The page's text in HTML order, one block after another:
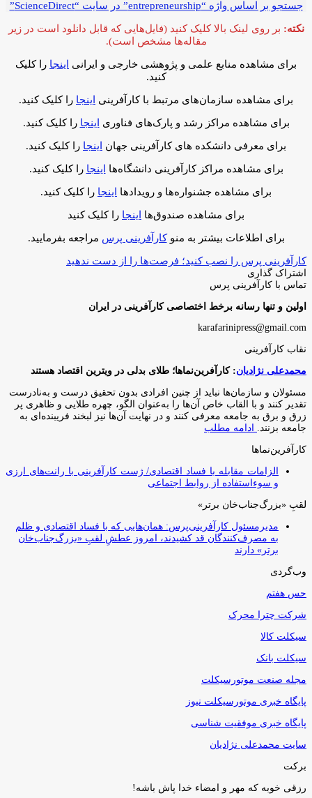
جستجو بر اساس واژه “entrepreneurship” در سایت “ScienceDirect”
نکته: بر روی لینک بالا کلیک کنید (فایل‌هایی که قابل دانلود است در زیر
مقاله‌ها مشخص است).
برای مشاهده منابع علمی و پژوهشی خارجی و ایرانی اینجا را کلیک
کنید.
برای مشاهده سازمان‌های مرتبط با کارآفرینی اینجا را کلیک کنید.
برای مشاهده مراکز رشد و پارک‌های فناوری اینجا را کلیک کنید.
برای معرفی دانشکده‌ های کارآفرینی جهان اینجا را کلیک کنید.
برای مشاهده مراکز کارآفرینی دانشگاه‌ها اینجا را کلیک کنید.
برای مشاهده جشنواره‌ها و رویدادها اینجا را کلیک کنید.
برای مشاهده صندوق‌ها اینجا را کلیک کنید
برای اطلاعات بیشتر به منوکارآفرینی پرس مراجعه بفرمایید.
کارآفرینی پرس را نصب کنید؛ فرصت‌ها را از دست ندهید
اشتراک گذاری
فیس
توئیتر
لینکدین
واتس
تلگرام
اشتراک
از
ایمیل
چاپ
تماس با کارآفرینی پرس
اولین و تنها رسانه برخط اختصاصی کارآفرینی در ایران
karafarinipress@gmail.com
نقاب کارآفرینی
محمدعلی نژادیان: کارآفرین‌نماها؛ طلای بدلی در ویترین اقتصاد هستند
مسئولان و سازمان‌ها نباید از چنین افرادی بدون تحقیق درست و به‌نادرست
تقدیر کنند و با القاب خاص آ‌ن‌ها را به‌عنوان الگو، چهره طلایی و ظاهری پر
زرق و برق به جامعه معرفی کنند و در نهایت آن‌ها نیز لبخند فریبنده‌ای به
جامعه بزنند.
ادامه مطلب
کارآفرین‌نماها
الزامات مقابله با فساد اقتصادی/ ژست کارآفرینی با رانت‌های ارزی
و سوءاستفاده از روابط اجتماعی
لقبِ «بزرگ‌جناب‌خان برتر»
مدیرمسئول کارآفرینی‌پرس: همان‌هایی که با فساد اقتصادی و ظلم
به مصرف‌کنندگان قد کشیدند، امروز عطشِ لقبِ «بزرگ‌جناب‌خان
برتر» دارند
وب‌گردی
حس هفتم
شرکت چترا محرک
سیکلت کالا
سیکلت بانک
مجله صنعت موتورسیکلت
پایگاه خبری موتورسیکلت نیوز
پایگاه خبری موفقیت شناسی
سایت محمدعلی نژادیان
برکت
رزقی خوبه كه مهر و امضاء خدا پاش باشه!